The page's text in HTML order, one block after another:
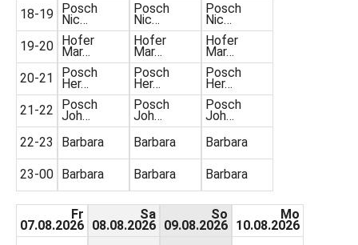
18-19
19-20
20-21
21-22
22-23
23-00
Posch
Nic…
Hofer
Mar…
Posch
Her…
Posch
Joh…
Barbara
Barbara
Posch
Nic…
Hofer
Mar…
Posch
Her…
Posch
Joh…
Barbara
Barbara
Posch
Nic…
Hofer
Mar…
Posch
Her…
Posch
Joh…
Barbara
Barbara
Fr
07.08.2026
Sa
08.08.2026
So
09.08.2026
Mo
10.08.2026